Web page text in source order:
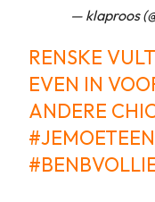
— klaproos
RENSKE
EVEN IN
ANDERE